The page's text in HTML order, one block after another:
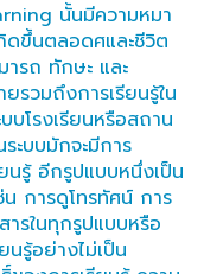
นั้นมีความหมา
ดขึ้นตลอดศและชีวิต
รถ ทักษะ และ
วมถึงการเรียนรู้ใน
บโรงเรียนหรือสถาน
ะบบมักจะมีการ
นรู้ อีกรูปแบบหนึ่งเป็น
น การดูโทรทัศน์ การ
รในทุกรูปแบบหรือ
นรู้อย่างไม่เป็น